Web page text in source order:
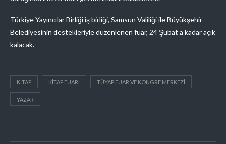
Türkiye Yayıncılar Birliği iş birliği, Samsun Valiliği ile Büyükşehir
Belediyesinin destekleriyle düzenlenen fuar, 24 Şubat’a kadar açık
kalacak.
KITAP KITAP FUARI TÜYAP FUAR VE KONGRE MERKEZI
YAZAR